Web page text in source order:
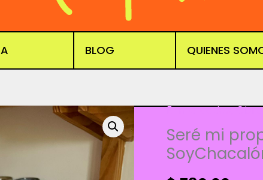
BLOG QUIENES
Enmarcados,
Seré mi